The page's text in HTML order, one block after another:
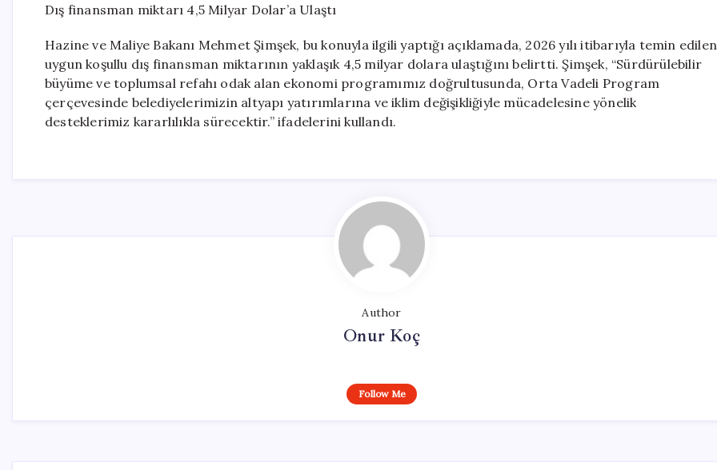
Dış finansman miktarı 4,5 Milyar Dolar’a Ulaştı
Hazine ve Maliye Bakanı Mehmet Şimşek, bu konuyla ilgili yaptığı açıklamada, 2026 yılı itibarıyla temin edilen
uygun koşullu dış finansman miktarının yaklaşık 4,5 milyar dolara ulaştığını belirtti. Şimşek, “Sürdürülebilir
büyüme ve toplumsal refahı odak alan ekonomi programımız doğrultusunda, Orta Vadeli Program
çerçevesinde belediyelerimizin altyapı yatırımlarına ve iklim değişikliğiyle mücadelesine yönelik
desteklerimiz kararlılıkla sürecektir.” ifadelerini kullandı.
Author
Onur Koç
Follow Me